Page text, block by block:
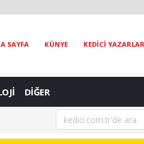
SAYFA KÜNYE KEDİCİ YAZARLAR
DİĞER
[05.08.2026] Bir Hayat